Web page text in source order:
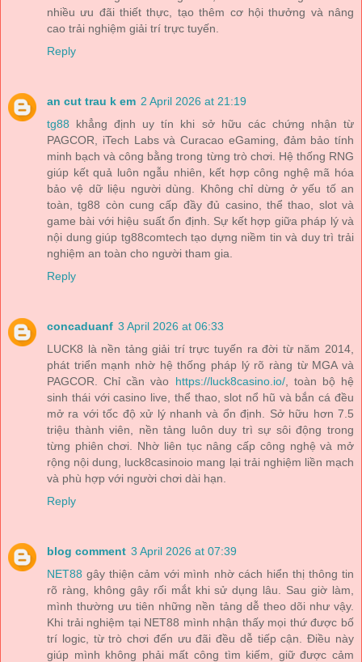
nhiều ưu đãi thiết thực, tạo thêm cơ hội thưởng và nâng
cao trải nghiệm giải trí trực tuyến.
Reply
an cut trau k em 2 April 2026 at 21:19
tg88 khẳng định uy tín khi sở hữu các chứng nhận từ
PAGCOR, iTech Labs và Curacao eGaming, đảm bảo tính
minh bạch và công bằng trong từng trò chơi. Hệ thống RNG
giúp kết quả luôn ngẫu nhiên, kết hợp công nghệ mã hóa
bảo vệ dữ liệu người dùng. Không chỉ dừng ở yếu tố an
toàn, tg88 còn cung cấp đầy đủ casino, thể thao, slot và
game bài với hiệu suất ổn định. Sự kết hợp giữa pháp lý và
nội dung giúp tg88comtech tạo dựng niềm tin và duy trì trải
nghiệm an toàn cho người tham gia.
Reply
concaduanf 3 April 2026 at 06:33
LUCK8 là nền tảng giải trí trực tuyến ra đời từ năm 2014,
phát triển mạnh nhờ hệ thống pháp lý rõ ràng từ MGA và
PAGCOR. Chỉ cần vào https://luck8casino.io/, toàn bộ hệ
sinh thái với casino live, thể thao, slot nổ hũ và bắn cá đều
mở ra với tốc độ xử lý nhanh và ổn định. Sở hữu hơn 7.5
triệu thành viên, nền tảng luôn duy trì sự sôi động trong
từng phiên chơi. Nhờ liên tục nâng cấp công nghệ và mở
rộng nội dung, luck8casinoio mang lại trải nghiệm liền mạch
và phù hợp với người chơi dài hạn.
Reply
blog comment 3 April 2026 at 07:39
NET88 gây thiện cảm với mình nhờ cách hiển thị thông tin
rõ ràng, không gây rối mắt khi sử dụng lâu. Sau giờ làm,
mình thường ưu tiên những nền tảng dễ theo dõi như vậy.
Khi trải nghiệm tại NET88 mình nhận thấy mọi thứ được bố
trí logic, từ trò chơi đến ưu đãi đều dễ tiếp cận. Điều này
giúp mình không phải mất công tìm kiếm, giữ được cảm